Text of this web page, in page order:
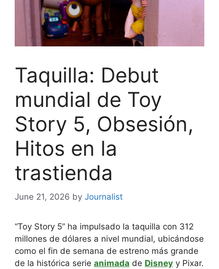
Taquilla: Debut
mundial de Toy
Story 5, Obsesión,
Hitos en la
trastienda
June 21, 2026 by Journalist
“Toy Story 5” ha impulsado la taquilla con 312
millones de dólares a nivel mundial, ubicándose
como el fin de semana de estreno más grande
de la histórica serie animada de Disney y Pixar.